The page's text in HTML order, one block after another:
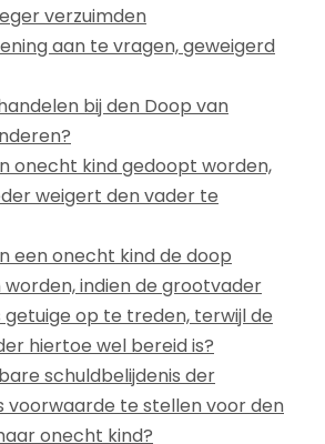
verzuimden
aan te vragen, geweigerd
bij den Doop van
onecht kind gedoopt worden,
weigert den vader te
een onecht kind de doop
indien de grootvader
op te treden, terwijl de
hiertoe wel bereid is?
schuldbelijdenis der
voorwaarde te stellen voor den
onecht kind?